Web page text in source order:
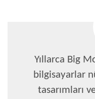
Yıllarca Big
bilgisayarlar
tasarımları